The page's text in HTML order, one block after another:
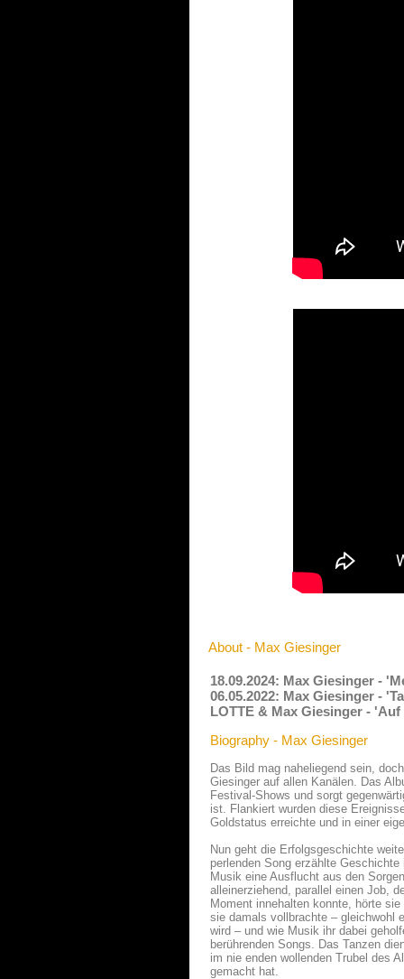
About - Max Giesinger
18.09.2024: Max Giesinger -
06.05.2022: Max Giesinger -
LOTTE & Max Giesinger -
Biography - Max Giesinger
Das Bild mag naheliegend sein,
Giesinger auf allen Kanälen. Das
Festival-Shows und sorgt
ist. Flankiert wurden diese
Goldstatus erreichte und in einer
Nun geht die Erfolgsgeschichte
perlenden Song erzählte
Musik eine Ausflucht aus den
alleinerziehend, parallel einen Job,
Moment innehalten konnte, hörte
sie damals vollbrachte – gleichwohl
wird – und wie Musik ihr dabei
berührenden Songs. Das Tanzen
im nie enden wollenden Trubel des
gemacht hat.